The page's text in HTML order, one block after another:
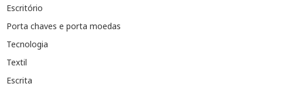
Escritório
Porta chaves e porta moedas
Tecnologia
Textil
Escrita